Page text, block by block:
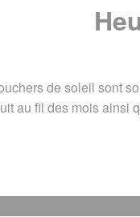
de soleil sont
au fil des mois ainsi